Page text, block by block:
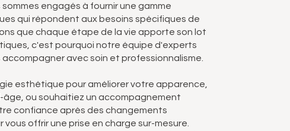
sommes engagés à fournir une gamme
qui répondent aux besoins spécifiques de
que chaque étape de la vie apporte son lot
c'est pourquoi notre équipe d'experts
avec soin et professionnalisme.
esthétique pour améliorer votre apparence,
ou souhaitiez un accompagnement
confiance après des changements
vous offrir une prise en charge sur-mesure.